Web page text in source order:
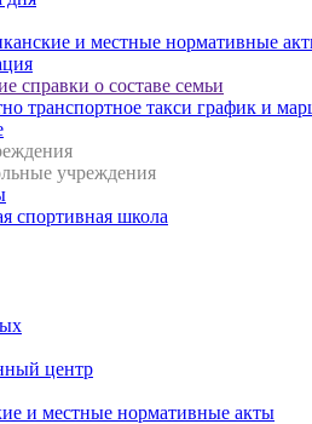
и местные нормативные
справки о составе семьи
транспортное такси график и
учреждения
спортивная школа
центр
и местные нормативные акты